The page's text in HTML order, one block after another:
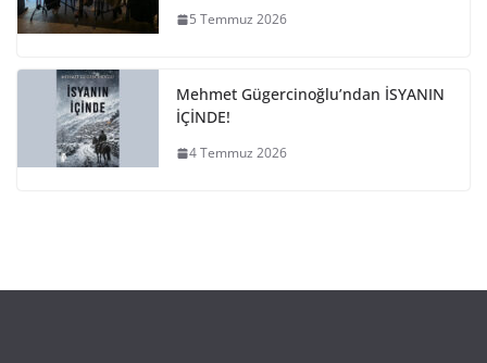
5 Temmuz 2026
Mehmet Gügercinoğlu’ndan İSYANIN
İÇİNDE!
4 Temmuz 2026